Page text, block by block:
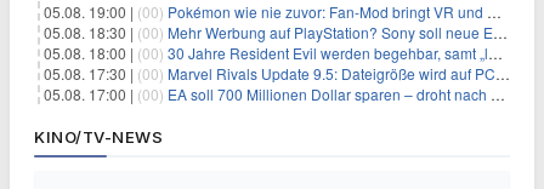
05.08. 19:00 | (00) Pokémon wie nie zuvor: Fan-Mod bringt VR und Ego-Perspektive nach Kanto
05.08. 18:30 | (00) Mehr Werbung auf PlayStation? Sony soll neue Einnahmequellen prüfen
05.08. 18:00 | (00) 30 Jahre Resident Evil werden begehbar, samt „lebensgroßem Leon“
05.08. 17:30 | (00) Marvel Rivals Update 9.5: Dateigröße wird auf PC und Konsolen deutlich reduziert
05.08. 17:00 | (00) EA soll 700 Millionen Dollar sparen – droht nach der Übernahme die nächste Entlassungswelle?
KINO/TV-NEWS